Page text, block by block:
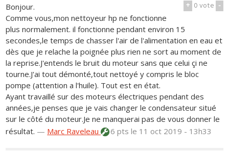
+ 0vote -
Bonjour.
Comme vous,mon nettoyeur hp ne fonctionne
plus normalement. il fonctionne pendant environ 15
secondes,le temps de chasser l'air de l'alimentation en eau et
dès que je relache la poignée plus rien ne sort au moment de
la reprise.J'entends le bruit du moteur sans que celui çi ne
tourne.J'ai tout démonté,tout nettoyé y compris le bloc
pompe (attention a l'huile). Tout est en état.
Ayant travaillé sur des moteurs électriques pendant des
années,je penses que je vais changer le condensateur situé
sur le côté du moteur.Je ne manquerai pas de vous donner le
résultat. — Marc Raveleau 6 ptsle 11 oct 2019 - 13h33